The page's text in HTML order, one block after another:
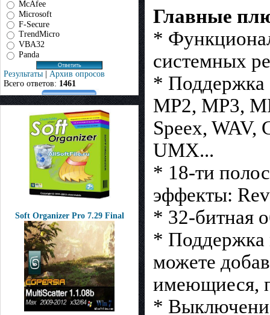
McAfee
Microsoft
F-Secure
TrendMicro
VBA32
Panda
Результаты | Архив опросов
Всего ответов: 1461
Soft Organizer Pro 7.29 Final
Главные
*
системных
* Поддержка
MP2, MP3,
Speex,
UMX...
* 18-ти
эффекты:
* 32-битная
* Поддержка
можете
имеющиеся,
*